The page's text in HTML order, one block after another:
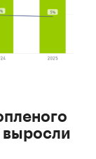
выросли